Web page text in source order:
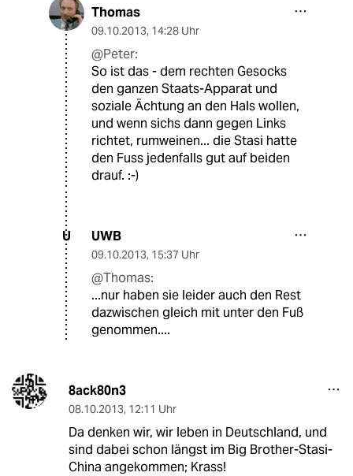
Thomas
09.10.2013, 14:28 Uhr
@Peter:
So ist das - dem rechten Gesocks
den ganzen Staats-Apparat und
soziale Ächtung an den Hals wollen,
und wenn sichs dann gegen Links
richtet, rumweinen... die Stasi hatte
den Fuss jedenfalls gut auf beiden
drauf. :-)
U UWB
09.10.2013, 15:37 Uhr
@Thomas:
...nur haben sie leider auch den Rest
dazwischen gleich mit unter den Fuß
genommen....
8ack80n3
08.10.2013, 12:11 Uhr
Da denken wir, wir leben in Deutschland, und
sind dabei schon längst im Big Brother-Stasi-
China angekommen; Krass!